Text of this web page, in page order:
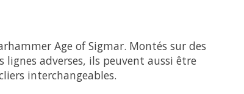
Age of Sigmar. Montés sur des
adverses, ils peuvent aussi être
interchangeables.